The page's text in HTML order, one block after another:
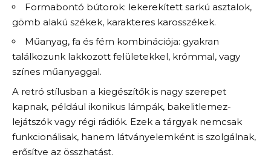
Formabontó bútorok: lekerekített sarkú asztalok,
gömb alakú székek, karakteres karosszékek.
Műanyag, fa és fém kombinációja: gyakran
találkozunk lakkozott felületekkel, krómmal, vagy
színes műanyaggal.
A retró stílusban a kiegészítők is nagy szerepet
kapnak, például ikonikus lámpák, bakelitlemez-
lejátszók vagy régi rádiók. Ezek a tárgyak nemcsak
funkcionálisak, hanem látványelemként is szolgálnak,
erősítve az összhatást.